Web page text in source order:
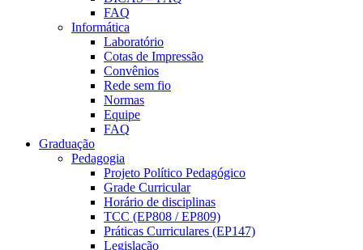
FAQ
Informática
Laboratório
Cotas de Impressão
Convênios
Rede sem fio
Normas
Equipe
FAQ
Graduação
Pedagogia
Projeto Político Pedagógico
Grade Curricular
Horário de disciplinas
TCC (EP808 / EP809)
Práticas Curriculares (EP147)
Legislação